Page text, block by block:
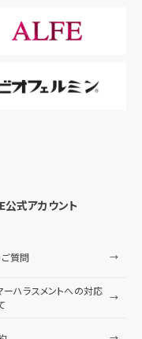
式アカウント
ご質問
ーハラスメントへの対応